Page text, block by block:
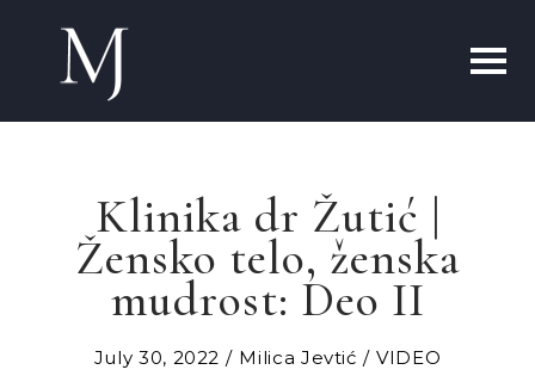
Klinika dr Žutić |
Žensko telo, ženska
mudrost: Deo II
July 30, 2022 Milica Jevtić
VIDEO